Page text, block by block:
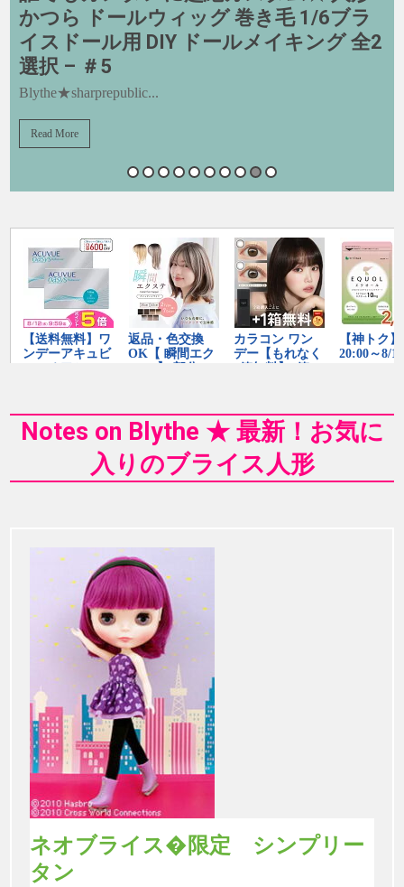
かつら ドールウィッグ 巻き毛 1/6ブラ
イスドール用 DIY ドールメイキング 全2
選択 – ＃5
Blythe★sharprepublic...
Read More
Notes on Blythe ★ 最新！お気に
入りのブライス人形
ネオブライス�限定 シンプリー
タン